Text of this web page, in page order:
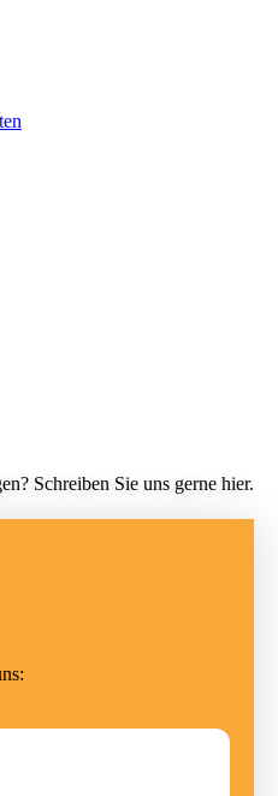
Schreiben Sie uns gerne hier.